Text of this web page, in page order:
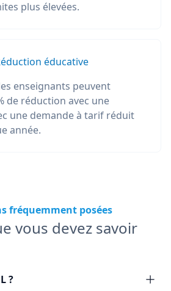
plus élevées.
éducative
enseignants peuvent
de réduction avec une
une demande à tarif réduit
année.
fréquemment posées
vous devez savoir
?